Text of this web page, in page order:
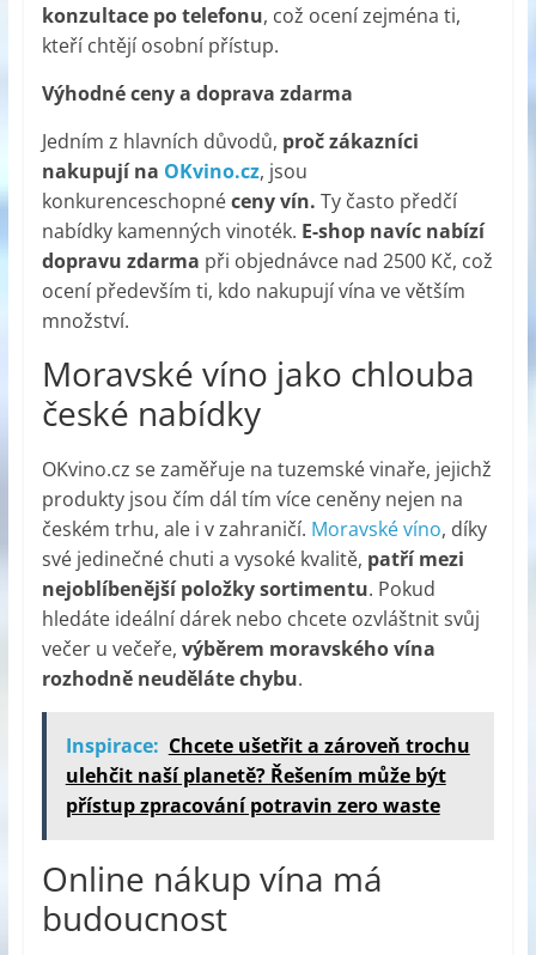
konzultace po telefonu, což ocení zejména ti,
kteří chtějí osobní přístup.
Výhodné ceny a doprava zdarma
Jedním z hlavních důvodů, proč zákazníci
nakupují na OKvino.cz, jsou
konkurenceschopnéceny vín. Ty často předčí
nabídky kamenných vinoték. E-shop navíc nabízí
dopravu zdarma při objednávce nad 2500 Kč, což
ocení především ti, kdo nakupují vína ve větším
množství.
Moravské víno jako chlouba
české nabídky
OKvino.cz se zaměřuje na tuzemské vinaře, jejichž
produkty jsou čím dál tím více ceněny nejen na
českém trhu, ale i v zahraničí. Moravské víno, díky
své jedinečné chuti a vysoké kvalitě, patří mezi
nejoblíbenější položky sortimentu. Pokud
hledáte ideální dárek nebo chcete ozvláštnit svůj
večer u večeře, výběrem moravského vína
rozhodně neuděláte chybu.
Inspirace: Chcete ušetřit a zároveň trochu
ulehčit naší planetě? Řešením může být
přístup zpracování potravin zero waste
Online nákup vína má
budoucnost